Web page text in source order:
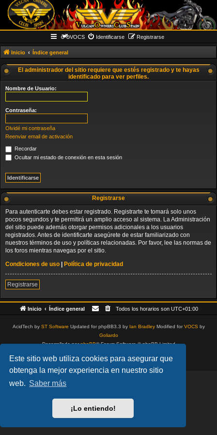
Este sitio web utiliza cookies para asegurar que
obtenga la mejor experiencia en nuestro sitio
web. Saber más
¡Lo entiendo!
VOCS Identificarse Registrarse
Inicio Índice general
El administrador del sitio requiere que estés registrado y te hayas
identificado para ver perfiles.
Nombre de Usuario:
Contraseña:
Olvidé mi contraseña
Reenviar email de activación
Recordar
Ocultar mi estado de conexión en esta sesión
Registrarse
Para autenticarte debes estar registrado. Registrarte te tomará solo unos
pocos segundos y te permitirá un amplio acceso al sistema. La Administración
del sitio puede además otorgar permisos adicionales a los usuarios
registrados. Antes de identificarte asegúrete de estar familiarizado con
nuestros términos de uso y políticas relacionadas. Por favor, lee las normas de
los foros mientras navegas por el sitio.
Condiciones de uso
Política de privacidad
Registrarse
Inicio Índice general Todos los horarios son UTC+01:00
AcidTech by ST Software Updated for phpBB3.3 by Ian BradleyModified forVOCSby
Goliardo
Desarrollado porphpBB® Forum Software © phpBB Limited
Privacidad| Condiciones